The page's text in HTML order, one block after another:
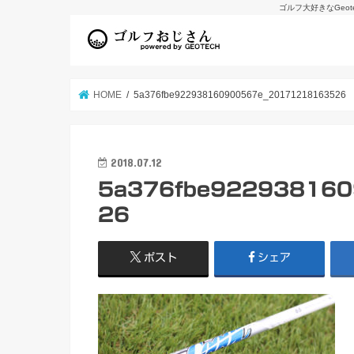
ゴルフ大好きな
HOME 5a376fbe922938160900567e_20171218163526
2018.07.12
26
ポスト シェア